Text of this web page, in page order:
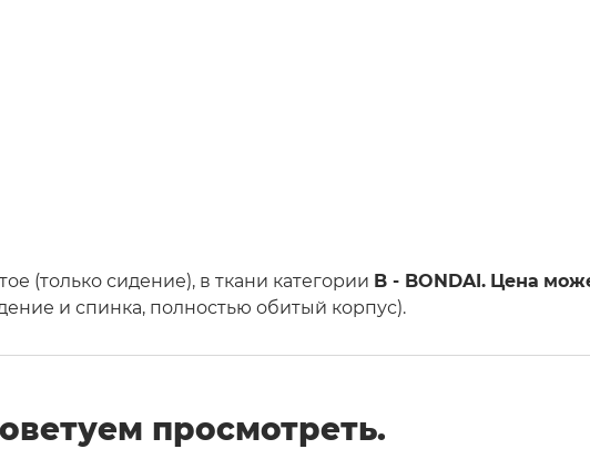
(только сидение), в ткани категории B - BONDAI. Цена
и спинка, полностью обитый корпус).
просмотреть.